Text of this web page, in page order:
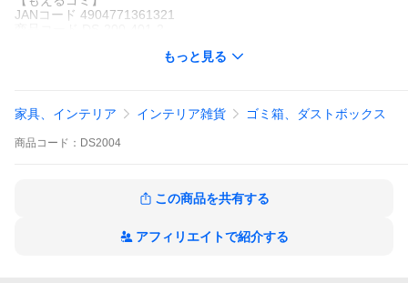
JANコード 4904771361321
【あきびん】
商品コード DS-200-411-1
JANコード 4904771361611
商品コード DS-200-412-1
商品コード DS-200-421-1
もっと見る
家具、インテリア インテリア雑貨 ゴミ箱、ダストボックス
商品 コード： DS2004
この商品を共有する
アフィリエイトで紹介する